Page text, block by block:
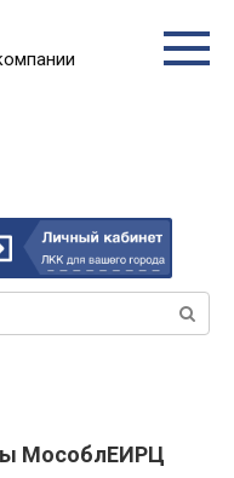
МособлЕИРЦ